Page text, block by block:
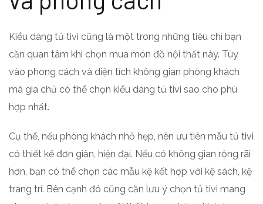
Kiểu dáng tủ tivi cũng là một trong những tiêu chí bạn
cần quan tâm khi chọn mua món đồ nội thất này. Tùy
vào phong cách và diện tích không gian phòng khách
mà gia chủ có thể chọn kiểu dáng tủ tivi sao cho phù
hợp nhất.
Cụ thể, nếu phòng khách nhỏ hẹp, nên ưu tiên mẫu tủ tivi
có thiết kế đơn giản, hiện đại. Nếu có không gian rộng rãi
hơn, bạn có thể chọn các mẫu kệ kết hợp với kệ sách, kệ
trang trí. Bên cạnh đó cũng cần lưu ý chọn tủ tivi mang